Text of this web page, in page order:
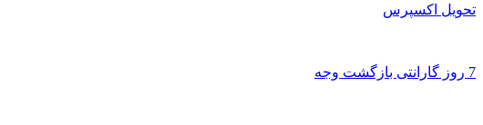
تحویل اکسپرس
7 روز گارانتی بازگشت وجه